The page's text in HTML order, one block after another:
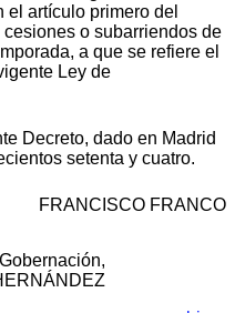
artículo primero del
o subarriendos de
a que se refiere el
Ley de
Decreto, dado en Madrid
setenta y cuatro.
FRANCISCO FRANCO